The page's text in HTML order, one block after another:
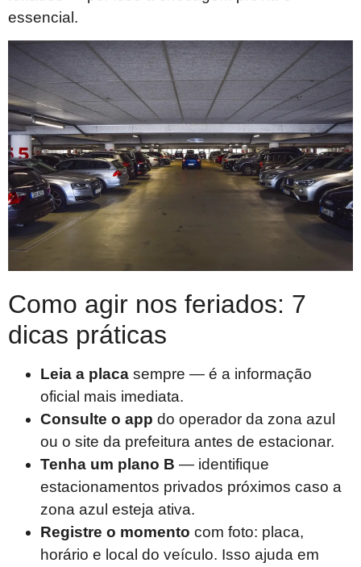
essencial.
Como agir nos feriados: 7
dicas práticas
Leia a placa sempre — é a informação
oficial mais imediata.
Consulte o app do operador da zona azul
ou o site da prefeitura antes de estacionar.
Tenha um plano B — identifique
estacionamentos privados próximos caso a
zona azul esteja ativa.
Registre o momento com foto: placa,
horário e local do veículo. Isso ajuda em